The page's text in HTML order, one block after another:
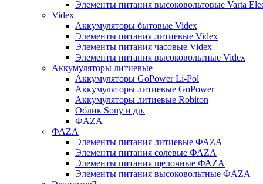
Элементы питания высоковольтовые Varta
Videx
Аккумуляторы бытовые Videx
Элементы питания литиевые Videx
Элементы питания часовые Videx
Элементы питания высоковольтные Videx
Аккумуляторы литиевые
Аккумуляторы GoPower Li-Pol
Аккумуляторы литиевые GoPower
Аккумуляторы литиевые Robiton
Облик Sony и др.
ФAZA
ФАZA
Элементы питания литиевые ФАZА
Элементы питания солевые ФАZА
Элементы питания щелочные ФАZА
Элементы питания высоковольтные ФAZA